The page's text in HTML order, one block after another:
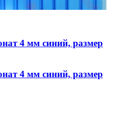
4 мм синий, размер
4 мм синий, размер